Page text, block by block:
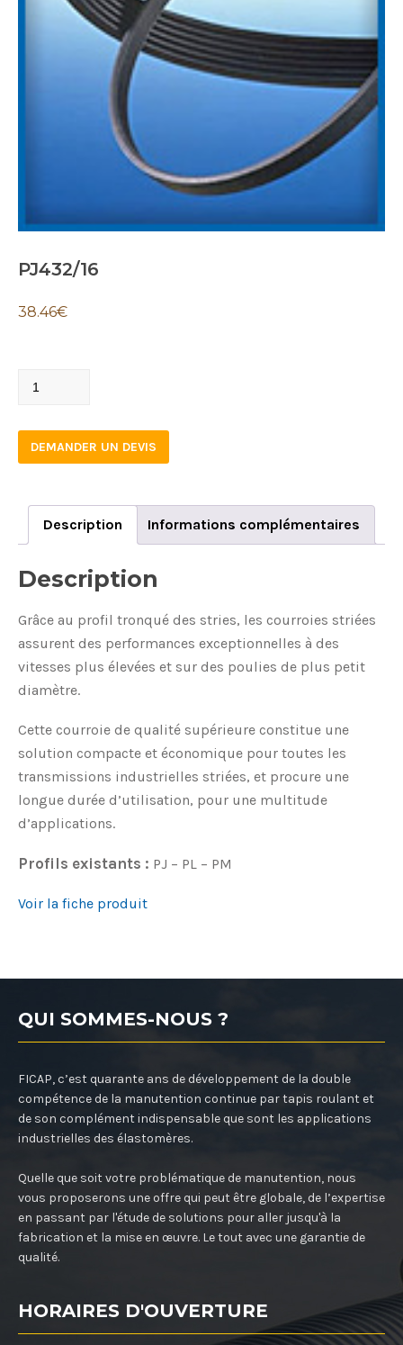
PJ432/16
38.46€
PJ432/16
DEMANDER UN DEVIS
Description Informations complémentaires
Description
Grâce au profil tronqué des stries, les courroies striées
assurent des performances exceptionnelles à des
vitesses plus élevées et sur des poulies de plus petit
diamètre.
Cette courroie de qualité supérieure constitue une
solution compacte et économique pour toutes les
transmissions industrielles striées, et procure une
longue durée d’utilisation, pour une multitude
d’applications.
Profils existants : PJ – PL – PM
Voir la fiche produit
QUI SOMMES-NOUS ?
FICAP, c’est quarante ans de développement de la double
compétence de la manutention continue par tapis roulant et
de son complément indispensable que sont les applications
industrielles des élastomères.
Quelle que soit votre problématique de manutention, nous
vous proposerons une offre qui peut être globale, de l’expertise
en passant par l'étude de solutions pour aller jusqu'à la
fabrication et la mise en œuvre. Le tout avec une garantie de
qualité.
HORAIRES D'OUVERTURE